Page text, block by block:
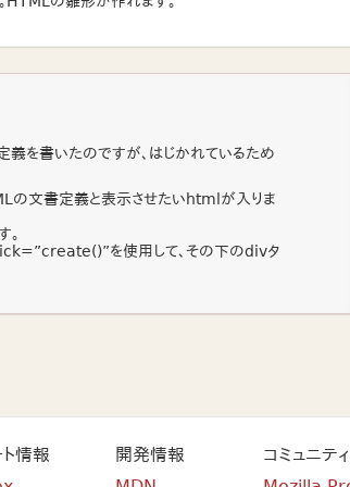
を書いたのですが、はじかれているため
文書定義と表示させたいhtmlが入りま
。
を使用して、その下のdivタ
情報
開発情報
コミュニティ